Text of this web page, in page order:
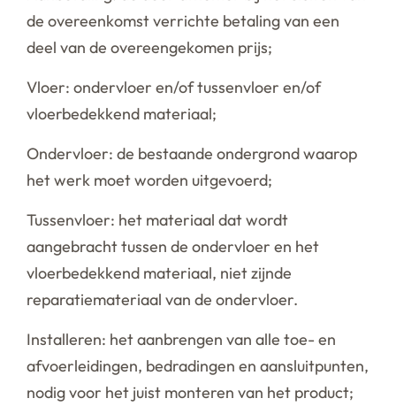
de overeenkomst verrichte betaling van een
deel van de overeengekomen prijs;
Vloer: ondervloer en/of tussenvloer en/of
vloerbedekkend materiaal;
Ondervloer: de bestaande ondergrond waarop
het werk moet worden uitgevoerd;
Tussenvloer: het materiaal dat wordt
aangebracht tussen de ondervloer en het
vloerbedekkend materiaal, niet zijnde
reparatiemateriaal van de ondervloer.
Installeren: het aanbrengen van alle toe- en
afvoerleidingen, bedradingen en aansluitpunten,
nodig voor het juist monteren van het product;